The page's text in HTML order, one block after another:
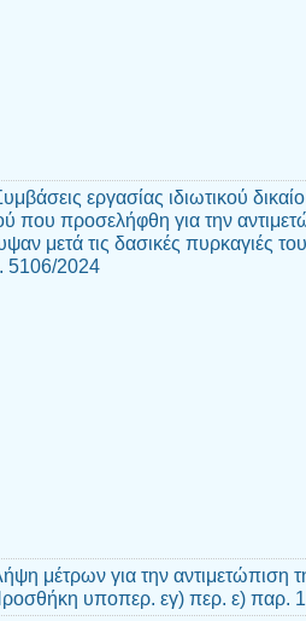
εργασίας ιδιωτικού
που προσελήφθη για την
μετά τις δασικές πυρκαγιές
5106/2024
μέτρων για την αντιμετώπιση
υποπερ. εγ) περ. ε) παρ.